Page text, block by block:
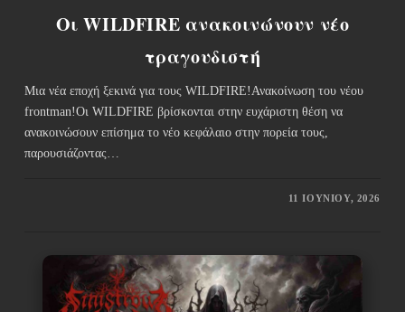
Οι WILDFIRE ανακοινώνουν νέο
τραγουδιστή
Μια νέα εποχή ξεκινά για τους WILDFIRE!Ανακοίνωση του νέου
frontman!Οι WILDFIRE βρίσκονται στην ευχάριστη θέση να
ανακοινώσουν επίσημα το νέο κεφάλαιο στην πορεία τους,
παρουσιάζοντας…
11 ΙΟΥΝΊΟΥ, 2026